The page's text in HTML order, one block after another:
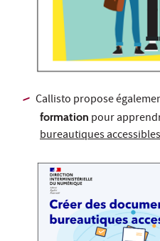
Callisto propose
formation pour
bureautiques accessibles